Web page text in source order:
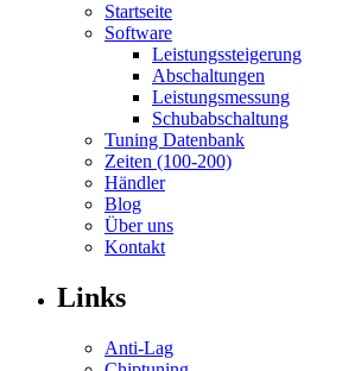
Startseite
Software
Leistungssteigerung
Abschaltungen
Leistungsmessung
Schubabschaltung
Tuning Datenbank
Zeiten (100-200)
Händler
Blog
Über uns
Kontakt
Links
Anti-Lag